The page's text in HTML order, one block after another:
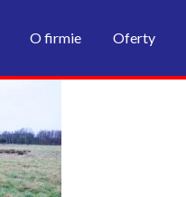
O firmie Oferty